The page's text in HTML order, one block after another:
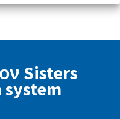
Sisters